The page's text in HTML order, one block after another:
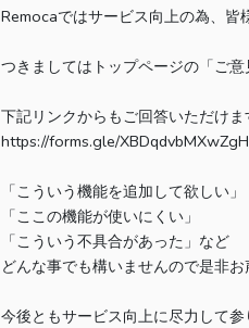
Remocaではサービス向上の為、皆
つきましてはトップページの「ご
下記リンクからもご回答いただけま
https://forms.gle/
「こういう機能を追加して欲しい」
「ここの機能が使いにくい」
「こういう不具合があった」など
どんな事でも構いませんので是非お
今後ともサービス向上に尽力して